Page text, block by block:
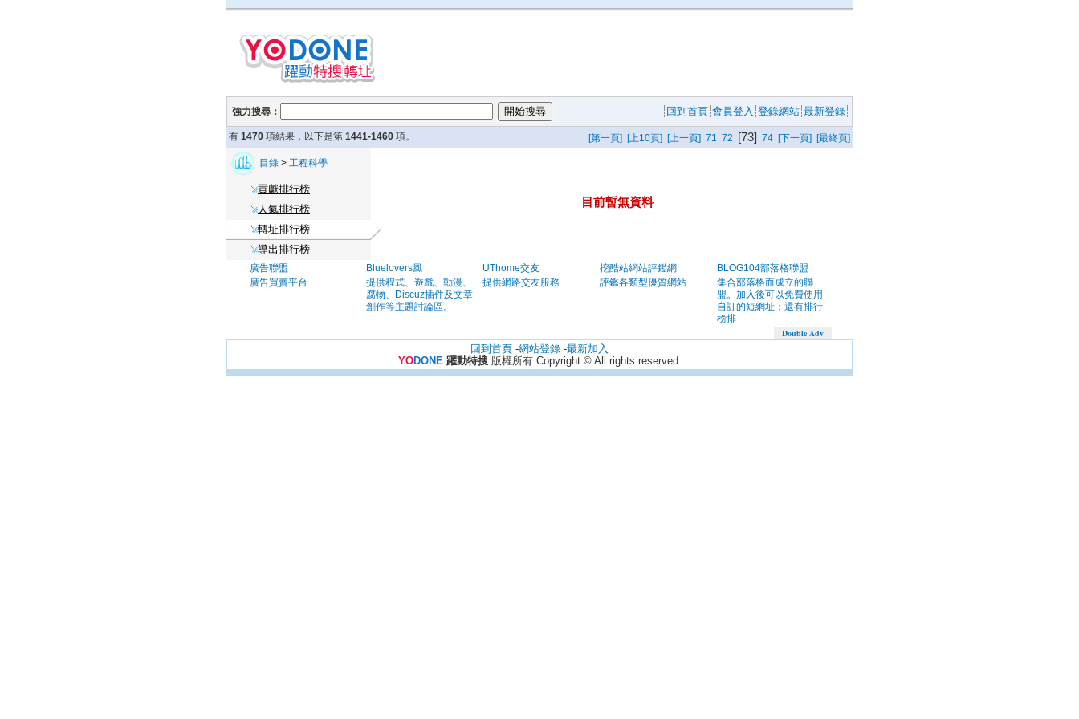
強力搜尋： 回到首頁 會員登入 登錄網站 最新登錄
有 1470 項結果，以下是第 1441-1460 項。 [第一頁] [上10頁] [上一頁] 71 72 [73] 74 [下一頁] [最終頁]
目錄 > 工程科學
貢獻排行榜
人氣排行榜
轉址排行榜
導出排行榜
目前暫無資料
廣告聯盟
廣告買賣平台
Bluelovers風
提供程式、遊戲、動漫、
腐物、Discuz插件及文章
創作等主題討論區。
UThome交友
提供網路交友服務
挖酷站網站評鑑網
評鑑各類型優質網站
BLOG104部落格聯盟
集合部落格而成立的聯
盟。加入後可以免費使用
自訂的短網址；還有排行
榜排
Double Adv
回到首頁 -網站登錄 -最新加入
YODONE 躍動特搜版權所有 Copyright © All rights reserved.